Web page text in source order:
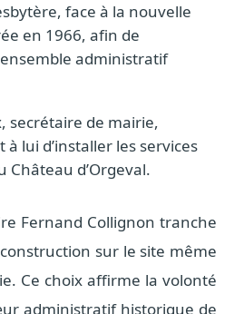
face à la nouvelle
en 1966, afin de
administratif
secrétaire de mairie,
lui d’installer les services
Château d’Orgeval.
Fernand Collignon tranche
sur le site même
Ce choix affirme la volonté
administratif historique de